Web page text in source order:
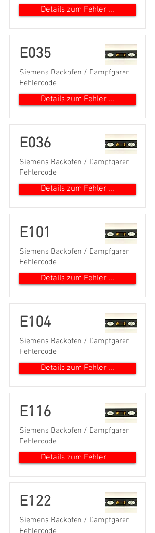
Details zum Fehler ...
E035
Siemens Backofen / Dampfgarer
Fehlercode
Details zum Fehler ...
E036
Siemens Backofen / Dampfgarer
Fehlercode
Details zum Fehler ...
E101
Siemens Backofen / Dampfgarer
Fehlercode
Details zum Fehler ...
E104
Siemens Backofen / Dampfgarer
Fehlercode
Details zum Fehler ...
E116
Siemens Backofen / Dampfgarer
Fehlercode
Details zum Fehler ...
E122
Siemens Backofen / Dampfgarer
Fehlercode